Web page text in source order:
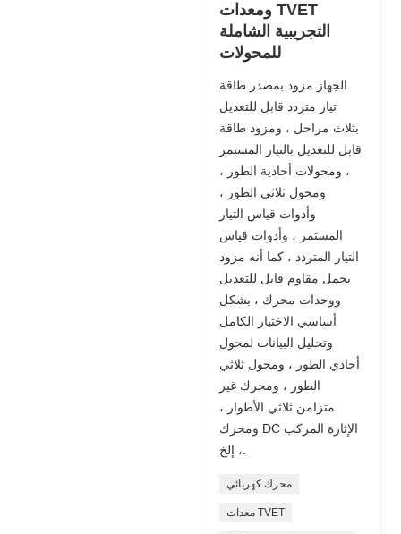
ومعدات TVET
التجريبية الشاملة
للمحولات
الجهاز مزود بمصدر طاقة
تيار متردد قابل للتعديل
بثلاث مراحل ، ومزود طاقة
قابل للتعديل بالتيار المستمر
، ومحولات أحادية الطور ،
ومحول ثلاثي الطور ،
وأدوات قياس التيار
المستمر ، وأدوات قياس
التيار المتردد ، كما أنه مزود
بحمل مقاوم قابل للتعديل
ووحدات محرك ، بشكل
أساسي الاختبار الكامل
وتحليل البيانات لمحول
أحادي الطور ، ومحول ثلاثي
الطور ، ومحرك غير
متزامن ثلاثي الأطوار ،
ومحرك DC الإثارة المركب
محرك كهربائي
معدات TVET